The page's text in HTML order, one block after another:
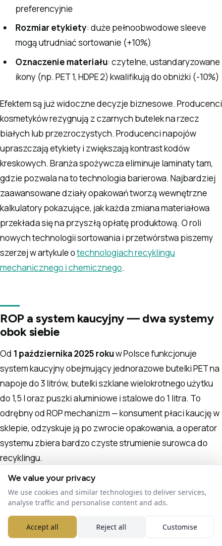
preferencyjnie
Rozmiar etykiety: duże pełnoobwodowe sleeve
mogą utrudniać sortowanie (+10%)
Oznaczenie materiału: czytelne, ustandaryzowane
ikony (np. PET 1, HDPE 2) kwalifikują do obniżki (-10%)
Efektem są już widoczne decyzje biznesowe. Producenci
kosmetyków rezygnują z czarnych butelek na rzecz
białych lub przezroczystych. Producenci napojów
upraszczają etykiety i zwiększają kontrast kodów
kreskowych. Branża spożywcza eliminuje laminaty tam,
gdzie pozwala na to technologia barierowa. Najbardziej
zaawansowane działy opakowań tworzą wewnętrzne
kalkulatory pokazujące, jak każda zmiana materiałowa
przekłada się na przyszłą opłatę produktową. O roli
nowych technologii sortowania i przetwórstwa piszemy
szerzej w artykule otechnologiach recyklingu
mechanicznego i chemicznego.
ROP a system kaucyjny — dwa systemy
obok siebie
Od 1 października 2025 rokuw Polsce funkcjonuje
system kaucyjny obejmujący jednorazowe butelki PET na
napoje do 3 litrów, butelki szklane wielokrotnego użytku
do 1,5 l oraz puszki aluminiowe i stalowe do 1 litra. To
odrębny od ROP mechanizm — konsument płaci kaucję w
sklepie, odzyskuje ją po zwrocie opakowania, a operator
systemu zbiera bardzo czyste strumienie surowca do
recyklingu.
Najważniejsze różnice pomiędzy oboma systemami:
System kaucyjny
bardzo wysoka jakość strumienia (PET bottle-to-
bottle), cel 90% zwrotu do 2029 r.
We value your privacy
We use cookies and similar technologies to deliver services,
analyse traffic and personalise content and ads.
Accept all Reject all Customise